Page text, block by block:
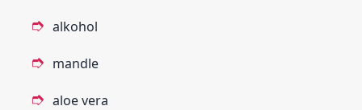
alkohol
mandle
aloe vera